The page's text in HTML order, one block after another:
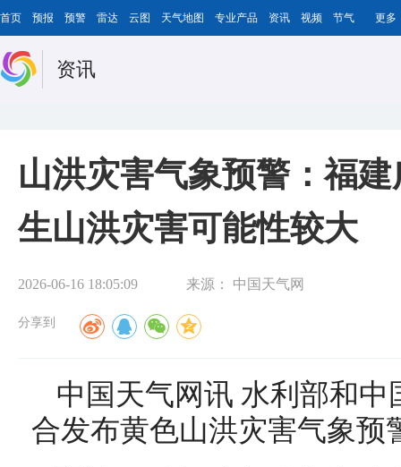
首页 预报 预警 雷达 云图 天气地图 专业产品 资讯 视频 节气 更多
资讯
山洪灾害气象预警：福
生山洪灾害可能性较大
2026-06-16 18:05:09 来源： 中国天气网
分享到
中国天气网讯 水利部和中
合发布黄色山洪灾害气象预